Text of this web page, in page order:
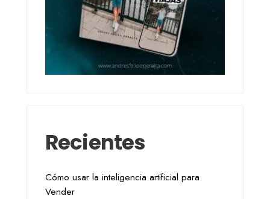
Recientes
Cómo usar la inteligencia artificial para
Vender